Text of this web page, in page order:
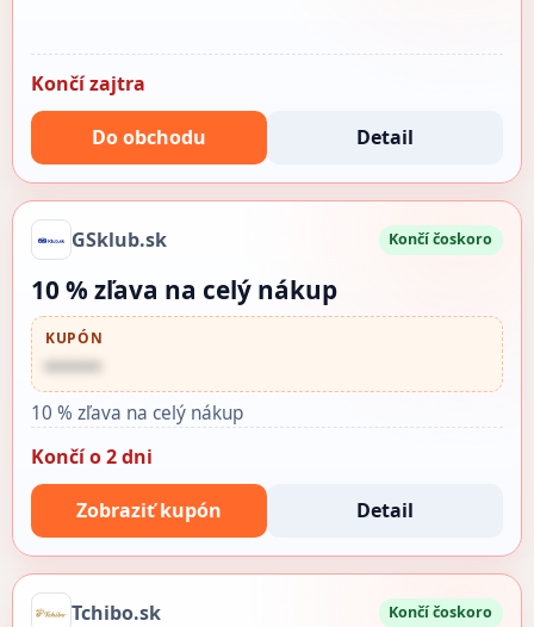
Končí zajtra
Do obchodu Detail
GSklub.sk Končí čoskoro
10 % zľava na celý nákup
KUPÓN
••••••
10 % zľava na celý nákup
Končí o 2 dni
Zobraziť kupón Detail
Tchibo.sk Končí čoskoro